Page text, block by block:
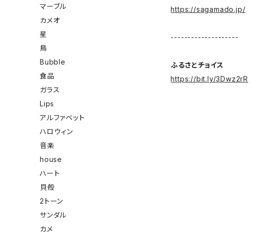
https://sagamado.jp/
--------------------
ふるさとチョイス
https://bit.ly/3Dwz2rR
マーブル
カメオ
星
鳥
Bubble
食品
ガラス
Lips
アルファベット
ハロウィン
音楽
house
ハート
貝殻
2トーン
サンダル
カメ